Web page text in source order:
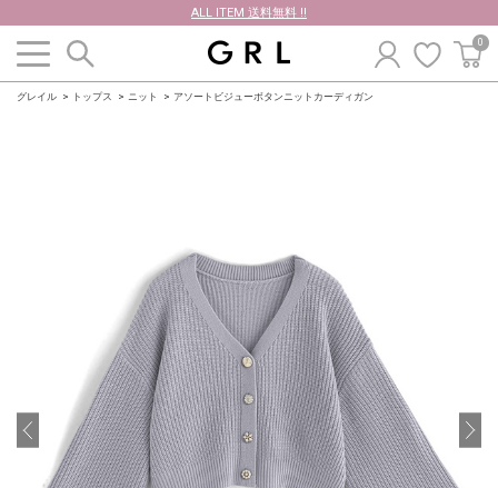
ALL ITEM 送料無料 !!
0
グレイル トップス ニット アソートビジューボタンニットカーディガン